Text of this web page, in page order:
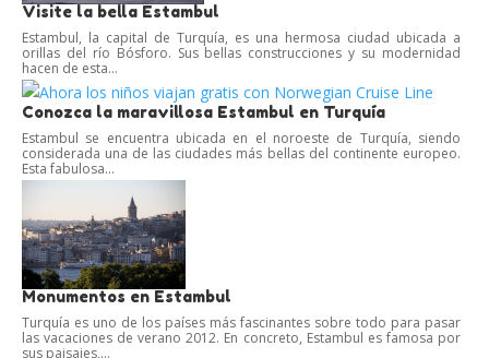
Visite la bella Estambul
Estambul, la capital de Turquía, es una hermosa ciudad ubicada a
orillas del río Bósforo. Sus bellas construcciones y su modernidad
hacen de esta...
Conozca la maravillosa Estambul en Turquía
Estambul se encuentra ubicada en el noroeste de Turquía, siendo
considerada una de las ciudades más bellas del continente europeo.
Esta fabulosa...
Monumentos en Estambul
Turquía es uno de los países más fascinantes sobre todo para pasar
las vacaciones de verano 2012. En concreto, Estambul es famosa por
sus paisajes,...